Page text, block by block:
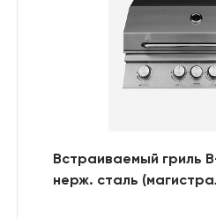
Встраиваемый гриль
нерж. сталь